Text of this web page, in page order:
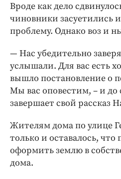
Вроде как дело
чиновники засуетились
проблему. Однако воз и
— Нас убедительно
услышали. Для вас есть
вышло постановление о
Мы вас оповестим, – и
завершает свой рассказ
Жителям дома по улице
только и оставалось, что
оформить землю в
дома.